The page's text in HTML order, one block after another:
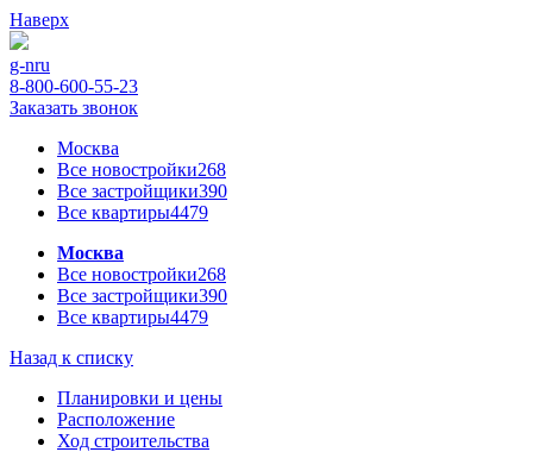
Наверх
g-nru
8-800-600-55-23
Заказать звонок
Москва
Все новостройки268
Все застройщики390
Все квартиры4479
Москва
Все новостройки268
Все застройщики390
Все квартиры4479
Назад к списку
Планировки и цены
Расположение
Ход строительства